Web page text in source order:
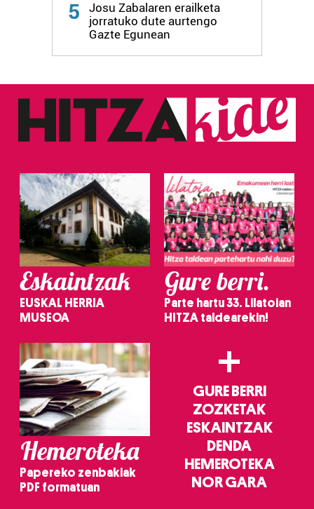
5
Josu Zabalaren erailketa
jorratuko dute aurtengo
Gazte Egunean
Eskaintzak
EUSKAL HERRIA
MUSEOA
Gure berri.
Parte hartu 33. Lilatoian
HITZA taldearekin!
Hemeroteka
Papereko zenbakiak
PDF formatuan
+
GURE BERRI
ZOZKETAK
ESKAINTZAK
DENDA
HEMEROTEKA
NOR GARA